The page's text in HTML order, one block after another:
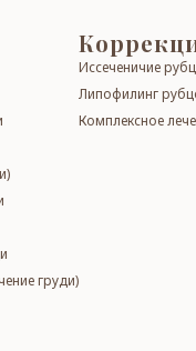
гру­ди)
Иссеченичие
Липофилинг
Комплексное